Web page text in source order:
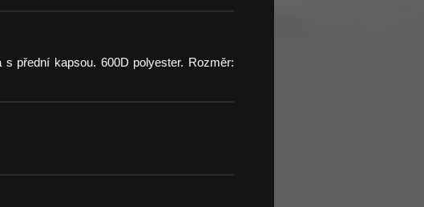
přední kapsou. 600D polyester. Rozměr: